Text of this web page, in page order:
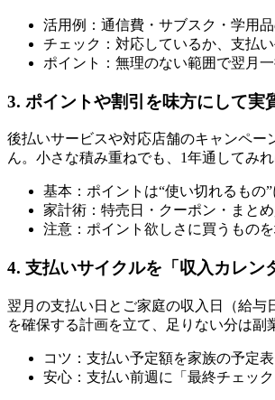
活用例：通信費・サブスク・学用
チェック：対応しているか、支払
ポイント：無理のない範囲で翌月
3. ポイントや割引を味方にして実
後払いサービスや対応店舗のキャンペ
ん。小さな積み重ねでも、1年通してみ
基本：ポイントは“使い切れるもの
家計術：特売日・クーポン・まと
注意：ポイント欲しさに買うもの
4. 支払いサイクルを「収入カレン
翌月の支払い日とご家庭の収入日（給
を確保する計画を立て、足りない分は副
コツ：支払い予定額を家族の予定
安心：支払い前週に「最終チェッ